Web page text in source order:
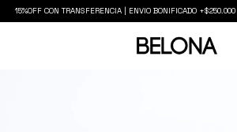
15%OFF CON TRANSFERENCIA | ENVIO BONIFICADO